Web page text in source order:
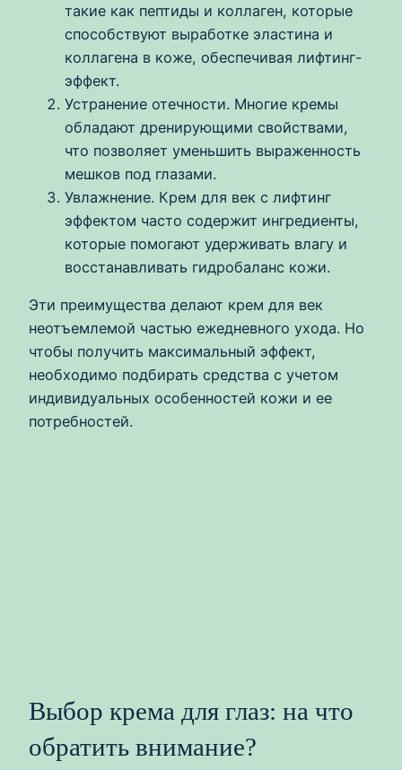
такие как пептиды и коллаген, которые
способствуют выработке эластина и
коллагена в коже, обеспечивая лифтинг-
эффект.
Устранение отечности. Многие кремы
обладают дренирующими свойствами,
что позволяет уменьшить выраженность
мешков под глазами.
Увлажнение. Крем для век с лифтинг
эффектом часто содержит ингредиенты,
которые помогают удерживать влагу и
восстанавливать гидробаланс кожи.
Эти преимущества делают крем для век
неотъемлемой частью ежедневного ухода. Но
чтобы получить максимальный эффект,
необходимо подбирать средства с учетом
индивидуальных особенностей кожи и ее
потребностей.
Выбор крема для глаз: на что
обратить внимание?